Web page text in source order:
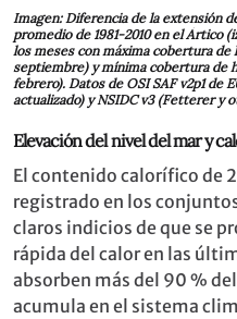
Imagen: Diferencia de la extensión
promedio de 1981-2010 en el Ártico
los meses con máxima cobertura
septiembre) y mínima cobertura de
febrero). Datos de OSI SAF v2p1 de
actualizado) y NSIDC v3 (Fetterer y
Elevación del nivel del mar y
El contenido calorífico de
registrado en los
claros indicios de que se
rápida del calor en las
absorben más del 90 %
acumula en el sistema